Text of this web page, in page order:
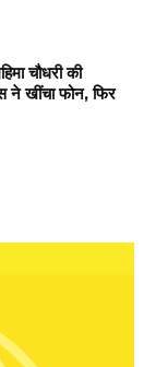
चौधरी की
ने खींचा फोन, फिर